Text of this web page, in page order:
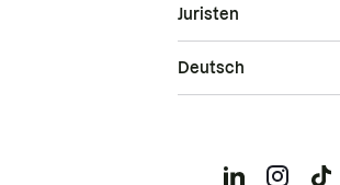
Juristen
Deutsch